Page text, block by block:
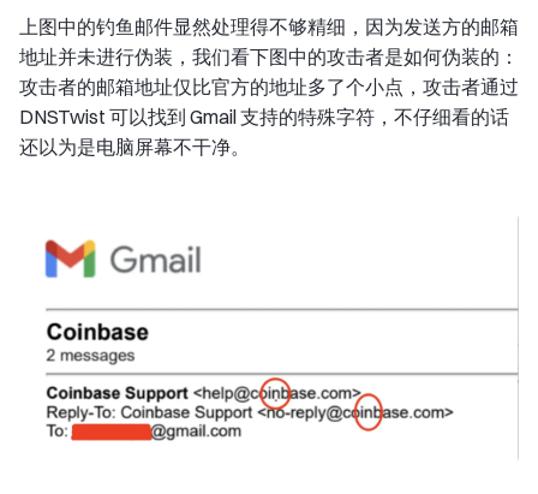
上图中的钓鱼邮件显然处理得不够精细，因为发送方的邮箱
地址并未进行伪装，我们看下图中的攻击者是如何伪装的：
攻击者的邮箱地址仅比官方的地址多了个小点，攻击者通过
DNSTwist 可以找到 Gmail 支持的特殊字符，不仔细看的话
还以为是电脑屏幕不干净。